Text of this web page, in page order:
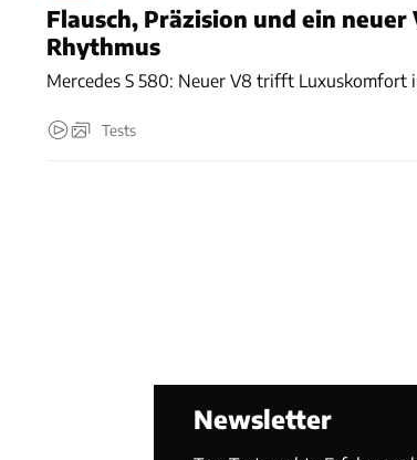
Flausch, Präzision und ein neuer
Rhythmus
Mercedes S 580: Neuer V8 trifft Luxuskomfort
Tests
Newsletter